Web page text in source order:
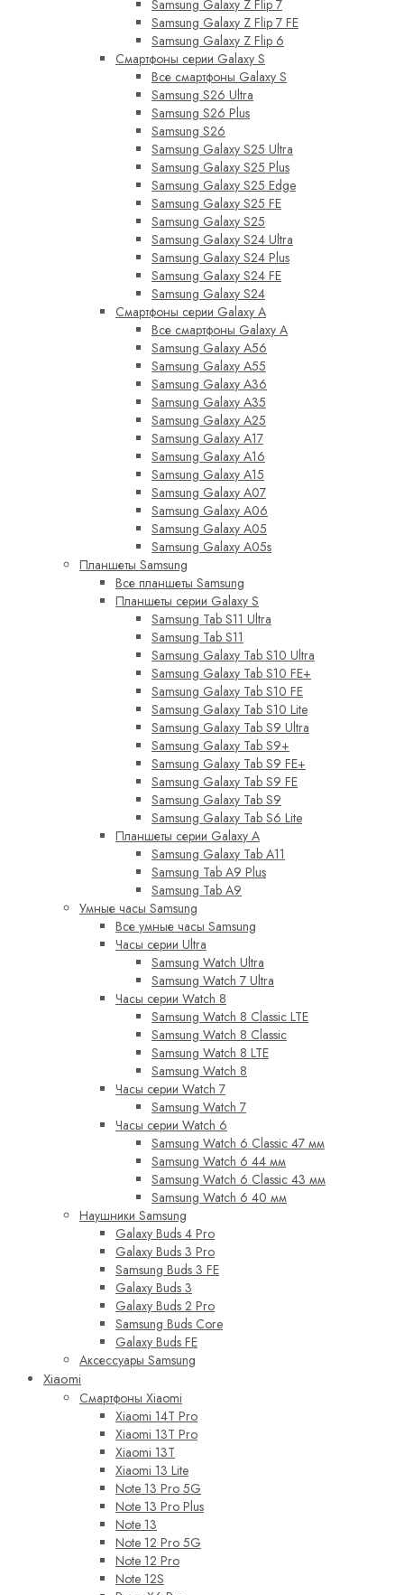
Samsung Galaxy Z Flip 7
Samsung Galaxy Z Flip 7 FE
Samsung Galaxy Z Flip 6
Смартфоны серии Galaxy S
Все смартфоны Galaxy S
Samsung S26 Ultra
Samsung S26 Plus
Samsung S26
Samsung Galaxy S25 Ultra
Samsung Galaxy S25 Plus
Samsung Galaxy S25 Edge
Samsung Galaxy S25 FE
Samsung Galaxy S25
Samsung Galaxy S24 Ultra
Samsung Galaxy S24 Plus
Samsung Galaxy S24 FE
Samsung Galaxy S24
Смартфоны серии Galaxy A
Все смартфоны Galaxy A
Samsung Galaxy A56
Samsung Galaxy A55
Samsung Galaxy A36
Samsung Galaxy A35
Samsung Galaxy A25
Samsung Galaxy A17
Samsung Galaxy A16
Samsung Galaxy A15
Samsung Galaxy A07
Samsung Galaxy A06
Samsung Galaxy A05
Samsung Galaxy A05s
Планшеты Samsung
Все планшеты Samsung
Планшеты серии Galaxy S
Samsung Tab S11 Ultra
Samsung Tab S11
Samsung Galaxy Tab S10 Ultra
Samsung Galaxy Tab S10 FE+
Samsung Galaxy Tab S10 FE
Samsung Galaxy Tab S10 Lite
Samsung Galaxy Tab S9 Ultra
Samsung Galaxy Tab S9+
Samsung Galaxy Tab S9 FE+
Samsung Galaxy Tab S9 FE
Samsung Galaxy Tab S9
Samsung Galaxy Tab S6 Lite
Планшеты серии Galaxy A
Samsung Galaxy Tab A11
Samsung Tab A9 Plus
Samsung Tab A9
Умные часы Samsung
Все умные часы Samsung
Часы серии Ultra
Samsung Watch Ultra
Samsung Watch 7 Ultra
Часы серии Watch 8
Samsung Watch 8 Classic LTE
Samsung Watch 8 Classic
Samsung Watch 8 LTE
Samsung Watch 8
Часы серии Watch 7
Samsung Watch 7
Часы серии Watch 6
Samsung Watch 6 Classic 47 мм
Samsung Watch 6 44 мм
Samsung Watch 6 Classic 43 мм
Samsung Watch 6 40 мм
Наушники Samsung
Galaxy Buds 4 Pro
Galaxy Buds 3 Pro
Samsung Buds 3 FE
Galaxy Buds 3
Galaxy Buds 2 Pro
Samsung Buds Core
Galaxy Buds FE
Аксессуары Samsung
Xiaomi
Смартфоны Xiaomi
Xiaomi 14T Pro
Xiaomi 13T Pro
Xiaomi 13T
Xiaomi 13 Lite
Note 13 Pro 5G
Note 13 Pro Plus
Note 13
Note 12 Pro 5G
Note 12 Pro
Note 12S